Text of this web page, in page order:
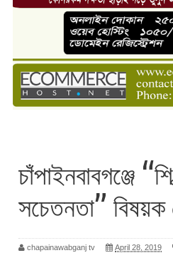
চাঁপাইনবাবগঞ্জে
সচেতনতা” বিষয়ক
chapainawabganj tv April 28, 2019